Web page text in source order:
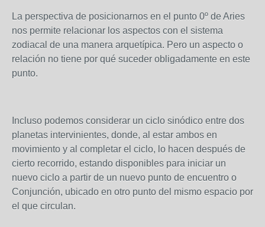
La perspectiva de posicionarnos en el punto 0º de Aries
nos permite relacionar los aspectos con el sistema
zodiacal de una manera arquetípica. Pero un aspecto o
relación no tiene por qué suceder obligadamente en este
punto.
Incluso podemos considerar un ciclo sinódico entre dos
planetas intervinientes, donde, al estar ambos en
movimiento y al completar el ciclo, lo hacen después de
cierto recorrido, estando disponibles para iniciar un
nuevo ciclo a partir de un nuevo punto de encuentro o
Conjunción, ubicado en otro punto del mismo espacio por
el que circulan.